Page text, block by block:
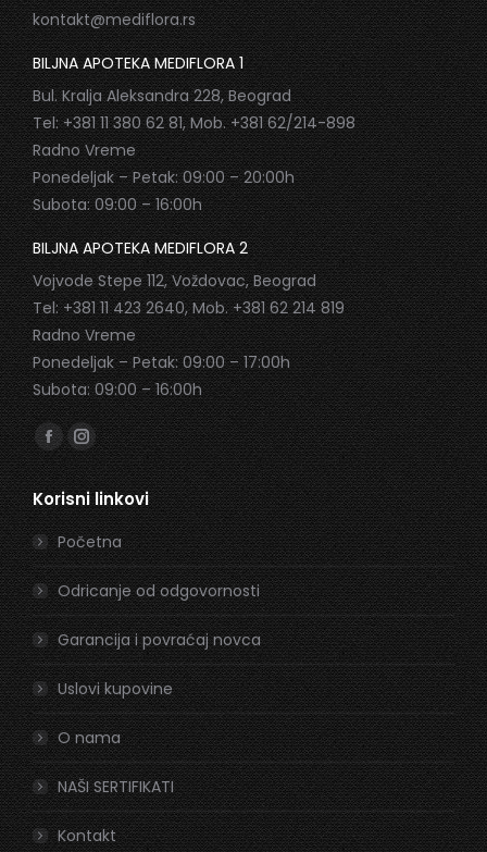
kontakt@mediflora.rs
BILJNA APOTEKA MEDIFLORA 1
Bul. Kralja Aleksandra 228, Beograd
Tel: +381 11 380 62 81, Mob. +381 62/214-898
Radno Vreme
Ponedeljak – Petak: 09:00 – 20:00h
Subota: 09:00 – 16:00h
BILJNA APOTEKA MEDIFLORA 2
Vojvode Stepe 112, Voždovac, Beograd
Tel: +381 11 423 2640, Mob. +381 62 214 819
Radno Vreme
Ponedeljak – Petak: 09:00 – 17:00h
Subota: 09:00 – 16:00h
Find us on:
Facebook
page
opens
in
new
window
Instagram
page
opens
in
new
window
Korisni linkovi
Početna
Odricanje od odgovornosti
Garancija i povraćaj novca
Uslovi kupovine
O nama
NAŠI SERTIFIKATI
Kontakt